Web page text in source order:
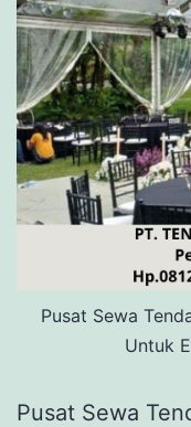
Pusat Sewa
Untuk
Pusat Sewa